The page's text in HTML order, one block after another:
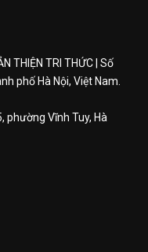
THIỆN TRI THỨC | Số
phố Hà Nội, Việt Nam.
phường Vĩnh Tuy, Hà